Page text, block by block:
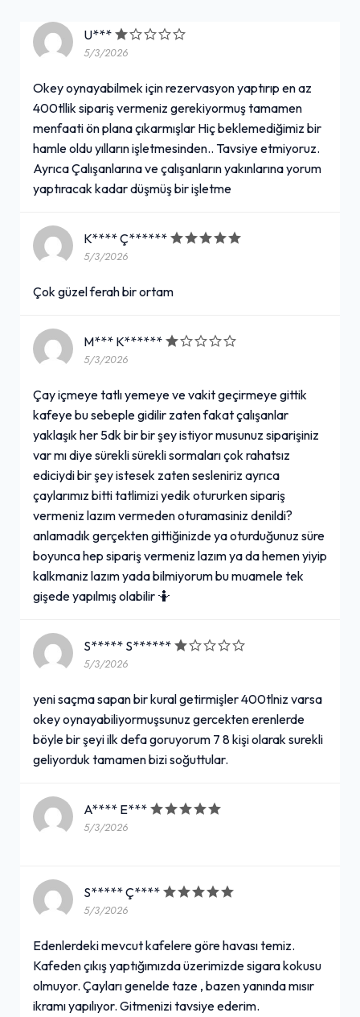
U***
5/3/2026
Okey oynayabilmek için rezervasyon yaptırıp en az
400tllik sipariş vermeniz gerekiyormuş tamamen
menfaati ön plana çıkarmışlar Hiç beklemediğimiz bir
hamle oldu yılların işletmesinden.. Tavsiye etmiyoruz.
Ayrıca Çalışanlarına ve çalışanların yakınlarına yorum
yaptıracak kadar düşmüş bir işletme
K**** Ç******
5/3/2026
Çok güzel ferah bir ortam
M*** K******
5/3/2026
Çay içmeye tatlı yemeye ve vakit geçirmeye gittik
kafeye bu sebeple gidilir zaten fakat çalışanlar
yaklaşık her 5dk bir bir şey istiyor musunuz siparişiniz
var mı diye sürekli sürekli sormaları çok rahatsız
ediciydi bir şey istesek zaten sesleniriz ayrıca
çaylarımız bitti tatlimizi yedik otururken sipariş
vermeniz lazım vermeden oturamasiniz denildi?
anlamadık gerçekten gittiğinizde ya oturduğunuz süre
boyunca hep sipariş vermeniz lazım ya da hemen yiyip
kalkmaniz lazım yada bilmiyorum bu muamele tek
gişede yapılmış olabilir 🤷
S***** S******
5/3/2026
yeni saçma sapan bir kural getirmişler 400tlniz varsa
okey oynayabiliyormuşsunuz gercekten erenlerde
böyle bir şeyi ilk defa goruyorum 7 8 kişi olarak surekli
geliyorduk tamamen bizi soğuttular.
A**** E***
5/3/2026
S***** Ç****
5/3/2026
Edenlerdeki mevcut kafelere göre havası temiz.
Kafeden çıkış yaptığımızda üzerimizde sigara kokusu
olmuyor. Çayları genelde taze , bazen yanında mısır
ikramı yapılıyor. Gitmenizi tavsiye ederim.